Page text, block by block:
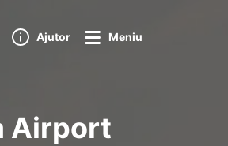
Ajutor Meniu
Airport